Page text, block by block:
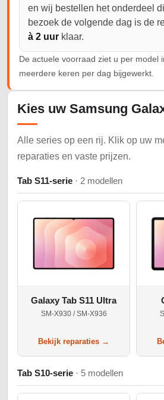
en wij bestellen het onderdeel
bezoek de volgende dag is de
à 2 uur klaar.
De actuele voorraad ziet u per
meerdere keren per dag bijgewerkt.
Kies uw Samsung
Alle series op een rij. Klik op uw
reparaties en vaste prijzen.
Tab S11-serie · 2 modellen
Galaxy Tab S11 Ultra
SM-X930 / SM-X936
Bekijk reparaties →
Tab S10-serie · 5 modellen